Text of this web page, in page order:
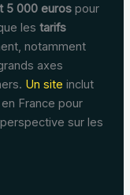
5 000 eurospour
les tarifs
notamment
axes
Un site inclut
France pour
sur les